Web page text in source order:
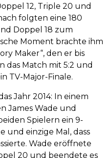
12, Triple 20 und
folgten eine 180
Doppel 18 zum
Moment brachte ihm
Maker“, den er bis
das Match mit 5:2 und
TV-Major-Finale.
Jahr 2014: In einem
James Wade und
Spielern ein 9-
und einzige Mal, dass
Wade eröffnete
20 und beendete es